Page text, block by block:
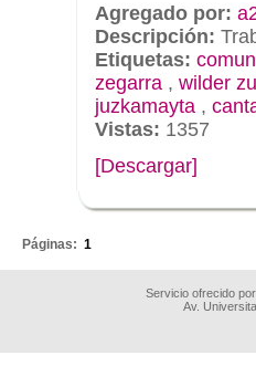
Agregado por:
Descripción:
Etiquetas:
zegarra , wilder
juzkamayta ,
Vistas: 1357
[Descargar]
Páginas: 1
Servicio ofrecido
Av.